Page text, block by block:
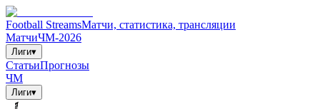
Football StreamsМатчи, статистика, трансляции
МатчиЧМ-2026
Лиги▾
СтатьиПрогнозы
ЧМ
Лиги▾